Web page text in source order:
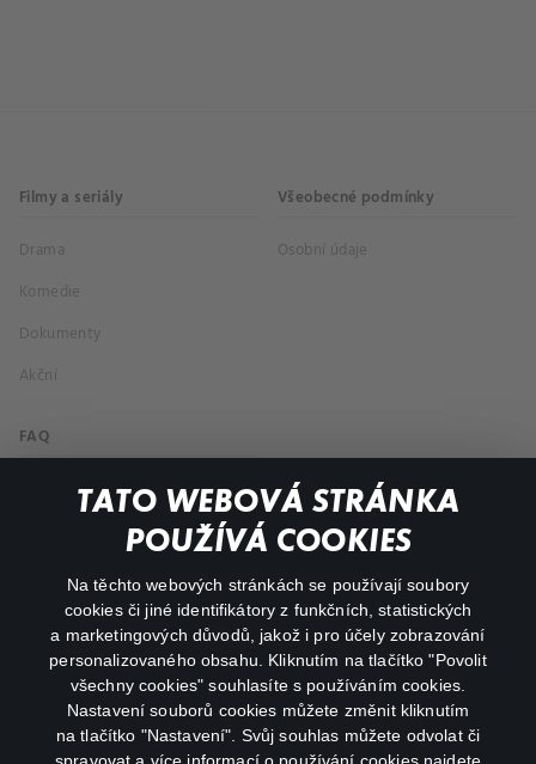
TATO WEBOVÁ STRÁNKA
POUŽÍVÁ COOKIES
Na těchto webových stránkách se používají soubory
cookies či jiné identifikátory z funkčních, statistických
a marketingových důvodů, jakož i pro účely zobrazování
personalizovaného obsahu. Kliknutím na tlačítko "Povolit
všechny cookies" souhlasíte s používáním cookies.
Nastavení souborů cookies můžete změnit kliknutím
na tlačítko "Nastavení". Svůj souhlas můžete odvolat či
Filmy a seriály
Drama
Komedie
Dokumenty
Akční
Všeobecné podmínky
Osobní údaje
FAQ
Můj účet
Důležité odkazy
facebookinstagram
youtube